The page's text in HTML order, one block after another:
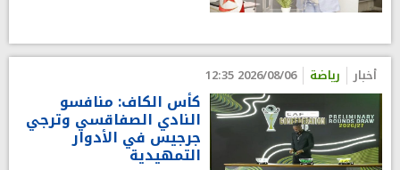
أخبار رياضة 2026/08/06 12:35
كأس الكاف: منافسو
النادي الصفاقسي وترجي
جرجيس في الأدوار
التمهيدية